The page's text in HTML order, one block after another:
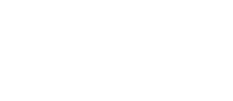
の開発もこの規定により禁止されます。